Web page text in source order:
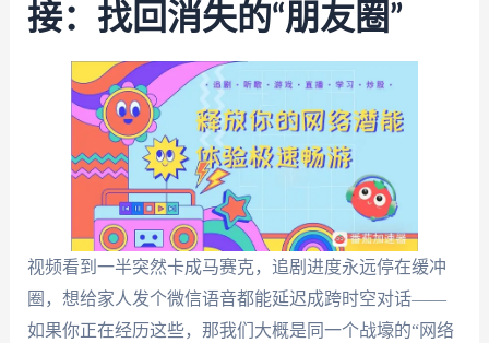
接：找回消失的“朋友圈”
视频看到一半突然卡成马赛克，追剧进度永远停在缓冲
圈，想给家人发个微信语音都能延迟成跨时空对话——
如果你正在经历这些，那我们大概是同一个战壕的“网络